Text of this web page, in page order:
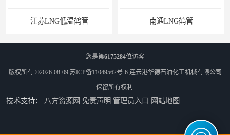
江苏LNG低温鹤管 南通LNG鹤管
您是第6175284位访客
版权所有 ©2026-08-09 苏ICP备11049562号-6 连云港华德石油化工机械有限公司
保留所有权利.
技术支持： 八方资源网 免责声明 管理员入口 网站地图